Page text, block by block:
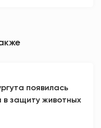
появилась
в защиту животных